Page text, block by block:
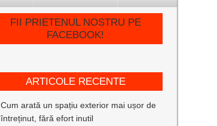
FII PRIETENUL NOSTRU PE
FACEBOOK!
ARTICOLE RECENTE
Cum arată un spațiu exterior mai ușor de
întreținut, fără efort inutil